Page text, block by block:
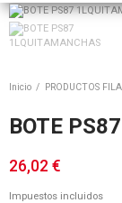
Inicio PRODUCTOS
BOTE
26,02 €
Impuestos incluidos